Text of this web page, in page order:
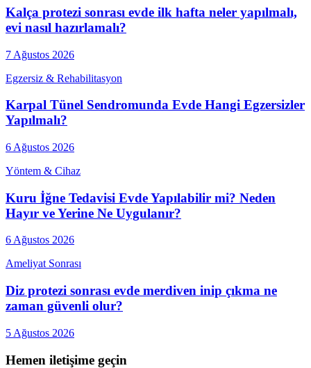
Kalça protezi sonrası evde ilk hafta neler yapılmalı,
evi nasıl hazırlamalı?
7 Ağustos 2026
Egzersiz & Rehabilitasyon
Karpal Tünel Sendromunda Evde Hangi Egzersizler
Yapılmalı?
6 Ağustos 2026
Yöntem & Cihaz
Kuru İğne Tedavisi Evde Yapılabilir mi? Neden
Hayır ve Yerine Ne Uygulanır?
6 Ağustos 2026
Ameliyat Sonrası
Diz protezi sonrası evde merdiven inip çıkma ne
zaman güvenli olur?
5 Ağustos 2026
Hemen iletişime geçin